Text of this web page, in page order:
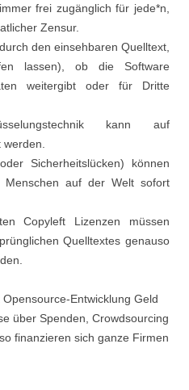
frei zugänglich für jede*n,
Zensur.
den einsehbaren Quelltext,
lassen), ob die Software
weitergibt oder für Dritte
kann auf
werden.
Sicherheitslücken) können
auf der Welt sofort
Copyleft Lizenzen müssen
Quelltextes genauso
Entwicklung Geld
über Spenden, Crowdsourcing
finanzieren sich ganze Firmen